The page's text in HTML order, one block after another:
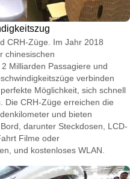
CRH-Züge. Im Jahr 2018
chinesischen
Milliarden Passagiere und
verbinden
Möglichkeit, sich schnell
Die CRH-Züge erreichen die
und bieten
darunter Steckdosen, LCD-
Filme oder
und kostenloses WLAN.